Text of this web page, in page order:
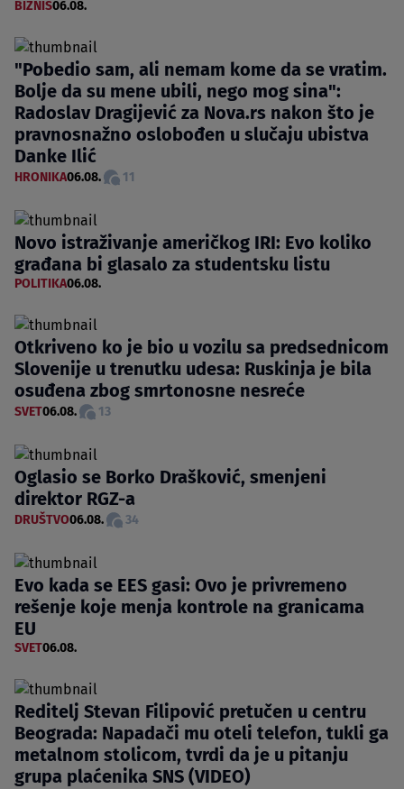
BIZNIS06.08.
"Pobedio sam, ali nemam kome da se vratim.
Bolje da su mene ubili, nego mog sina":
Radoslav Dragijević za Nova.rs nakon što je
pravnosnažno oslobođen u slučaju ubistva
Danke Ilić
HRONIKA06.08. 11
Novo istraživanje američkog IRI: Evo koliko
građana bi glasalo za studentsku listu
POLITIKA06.08.
Otkriveno ko je bio u vozilu sa predsednicom
Slovenije u trenutku udesa: Ruskinja je bila
osuđena zbog smrtonosne nesreće
SVET06.08. 13
Oglasio se Borko Drašković, smenjeni
direktor RGZ-a
DRUŠTVO06.08. 34
Evo kada se EES gasi: Ovo je privremeno
rešenje koje menja kontrole na granicama
EU
SVET06.08.
Reditelj Stevan Filipović pretučen u centru
Beograda: Napadači mu oteli telefon, tukli ga
metalnom stolicom, tvrdi da je u pitanju
grupa plaćenika SNS (VIDEO)